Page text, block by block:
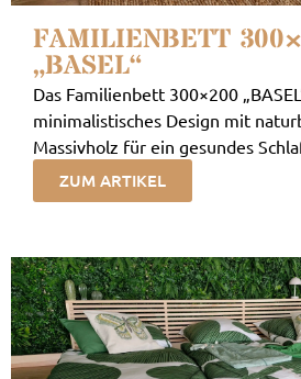
FAMILIENBETT
„BASEL“
Das Familienbett 300×200
minimalistisches Design mit
Massivholz für ein gesundes
ZUM ARTIKEL